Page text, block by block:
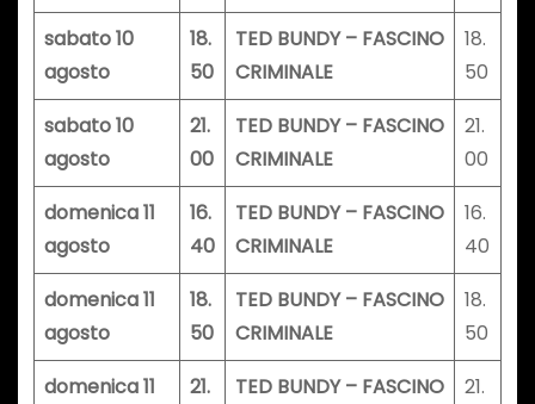
sabato 10
agosto
18.
50
TED BUNDY – FASCINO
CRIMINALE
18.
50
sabato 10
agosto
21.
00
TED BUNDY – FASCINO
CRIMINALE
21.
00
domenica 11
agosto
16.
40
TED BUNDY – FASCINO
CRIMINALE
16.
40
domenica 11
agosto
18.
50
TED BUNDY – FASCINO
CRIMINALE
18.
50
domenica 11
21.
TED BUNDY – FASCINO
21.